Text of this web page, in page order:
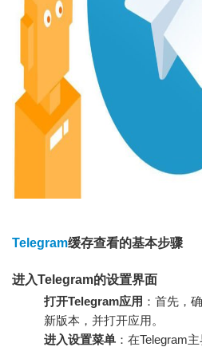
Telegram缓存查看的基本步骤
进入Telegram的设置界面
打开Telegram应用 ：首先，
新版本，并打开应用。
进入设置菜单 ：在Telegram